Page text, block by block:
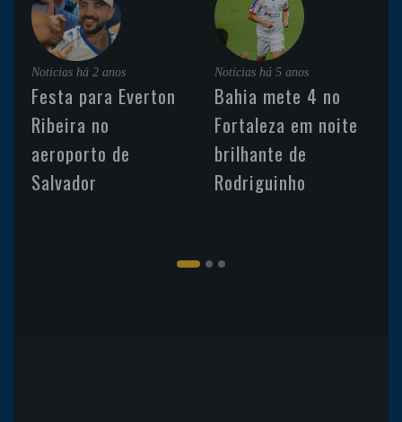
Noticias há 2 anos
Festa para Everton
Ribeira no
aeroporto de
Salvador
Noticias há 5 anos
Bahia mete 4 no
Fortaleza em noite
brilhante de
Rodriguinho